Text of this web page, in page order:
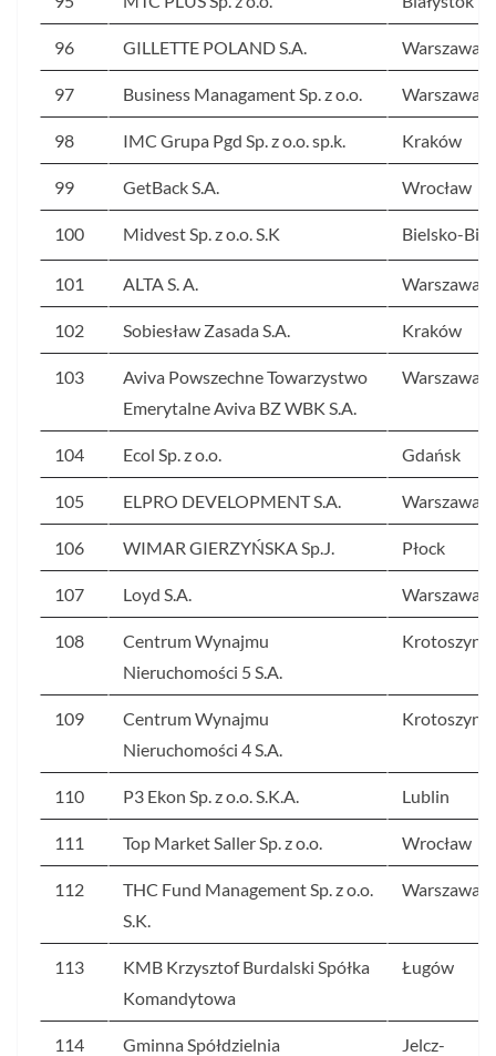
96 GILLETTE POLAND S.A. Warszawa
97 Business Managament Sp. z o.o. Warszawa
98 IMC Grupa Pgd Sp. z o.o. sp.k. Kraków
99 GetBack S.A. Wrocław
100 Midvest Sp. z o.o. S.K Bielsko-
101 ALTA S. A. Warszawa
102 Sobiesław Zasada S.A. Kraków
103
Aviva Powszechne Towarzystwo
Emerytalne Aviva BZ WBK S.A.
Warszawa
104 Ecol Sp. z o.o. Gdańsk
105 ELPRO DEVELOPMENT S.A. Warszawa
106 WIMAR GIERZYŃSKA Sp.J. Płock
107 Loyd S.A. Warszawa
108
Centrum Wynajmu
Nieruchomości 5 S.A.
Krotoszyn
109
Centrum Wynajmu
Nieruchomości 4 S.A.
Krotoszyn
110 P3 Ekon Sp. z o.o. S.K.A. Lublin
111 Top Market Saller Sp. z o.o. Wrocław
112
THC Fund Management Sp. z o.o.
S.K.
Warszawa
113
KMB Krzysztof Burdalski Spółka
Komandytowa
Ługów
114
Gminna Spółdzielnia
Jelcz-